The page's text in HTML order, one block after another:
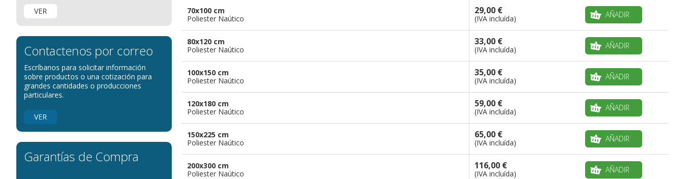
Banderas para concesionarios
Banderas para tiendas
banderas para Palios
banderas para religiosas
Administraciones Públicas
Banderas para embajadas
banderas para parques
banderas para grupos musicales
Banderas para niños
Banderas para fiestas
VER
Contactenos por correo
Escríbanos para solicitar información
sobre productos o una cotización para
grandes cantidades o producciones
particulares.
VER
Garantías de Compra
70x100 cm
Poliester Naútico
29,00 €
(IVA incluída) AÑADIR
80x120 cm
Poliester Naútico
33,00 €
(IVA incluída) AÑADIR
100x150 cm
Poliester Naútico
35,00 €
(IVA incluída) AÑADIR
120x180 cm
Poliester Naútico
59,00 €
(IVA incluída) AÑADIR
150x225 cm
Poliester Naútico
65,00 €
(IVA incluída) AÑADIR
200x300 cm
Poliester Naútico
116,00 €
(IVA incluída) AÑADIR